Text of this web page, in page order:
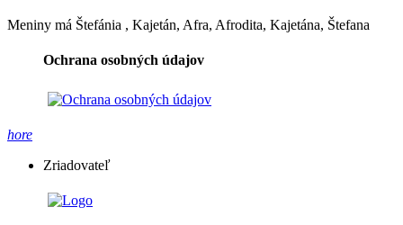
Meniny má Štefánia , Kajetán, Afra, Afrodita, Kajetána, Štefana
Ochrana osobných údajov
hore
Zriadovateľ